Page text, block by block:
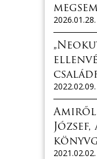
2026.01.28.
2022.02.09.
Amiről
2021.02.02.